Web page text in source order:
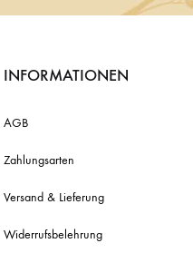
INFORMATIONEN
AGB
Zahlungsarten
Versand & Lieferung
Widerrufsbelehrung